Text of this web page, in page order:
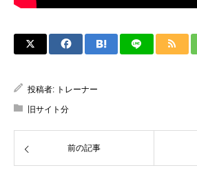
投稿者: トレーナー
旧サイト分
前の記事